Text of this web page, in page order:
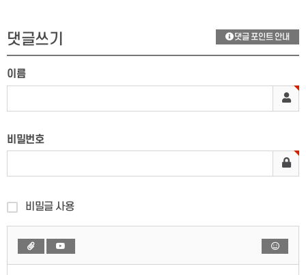
댓글쓰기 댓글 포인트 안내
이름
비밀번호
비밀글 사용